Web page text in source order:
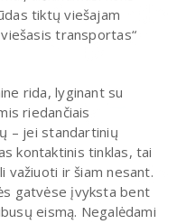
tiktų viešajam
transportas“
rida, lyginant su
riedančiais
– jei standartinių
kontaktinis tinklas, tai
važiuoti ir šiam nesant.
gatvėse įvyksta bent
eismą. Negalėdami